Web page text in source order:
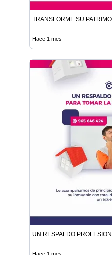
TRANSFORME SU
Hace 1 mes
UN RESPALDO
Hace 1 mes